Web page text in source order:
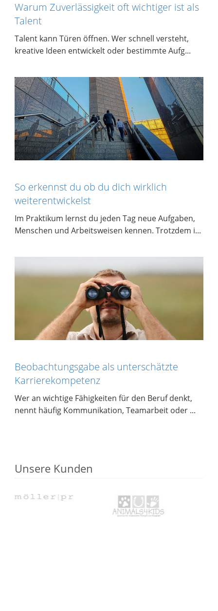
Warum Zuverlässigkeit oft wichtiger ist als
Talent
Talent kann Türen öffnen. Wer schnell versteht,
kreative Ideen entwickelt oder bestimmte Aufg...
So erkennst du ob du dich wirklich
weiterentwickelst
Im Praktikum lernst du jeden Tag neue Aufgaben,
Menschen und Arbeitsweisen kennen. Trotzdem i...
Beobachtungsgabe als unterschätzte
Karrierekompetenz
Wer an wichtige Fähigkeiten für den Beruf denkt,
nennt häufig Kommunikation, Teamarbeit oder ...
Unsere Kunden